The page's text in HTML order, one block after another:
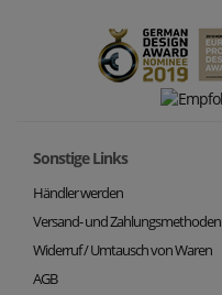
Sonstige Links
Händler werden
Versand- und Zahlungsmethoden
Widerruf / Umtausch von Waren
AGB